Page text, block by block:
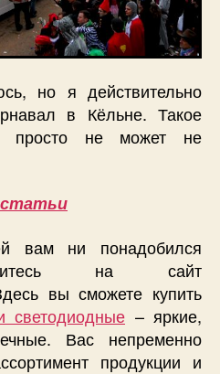
но я действительно
в Кёльне. Такое
просто не может не
вам ни понадобился
на сайт
вы сможете купить
светодиодные – яркие,
Вас непременно
продукции и